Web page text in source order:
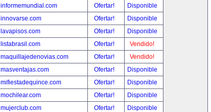
informemundial.com
Ofertar!
Disponible
innovarse.com
Ofertar!
Disponible
lavapisos.com
Ofertar!
Disponible
listabrasil.com
Ofertar!
Vendido!
maquillajedenovias.com
Ofertar!
Vendido!
masventajas.com
Ofertar!
Disponible
mifiestadequince.com
Ofertar!
Disponible
mochilear.com
Ofertar!
Disponible
mujerclub.com
Ofertar!
Disponible